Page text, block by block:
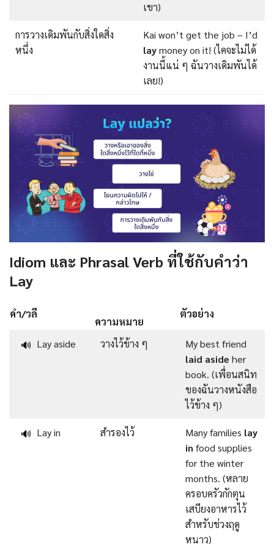
เขา)
การวางเดิมพันกับสิ่งใดสิ่ง
หนึ่ง
Kai won’t get the job – I’d
laymoney on it! (ไคจะไม่ได้
งานนี้แน่ ๆ ฉันวางเดิมพันได้
เลย!)
Idiom และ Phrasal Verb ที่ใช้กับคำว่า
Lay
คำ/วลี
ความหมาย
ตัวอย่าง
🔊 Lay aside วางไว้ข้าง ๆ
My best friend
laid aside her
book. (เพื่อนสนิท
ของฉันวางหนังสือ
ไว้ข้าง ๆ)
🔊 Lay in สำรองไว้ Many families lay
in food supplies
for the winter
months. (หลาย
ครอบครัวกักตุน
เสบียงอาหารไว้
สำหรับช่วงฤดู
หนาว)